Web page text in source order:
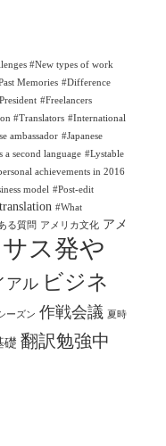
#New types of work
Memories #Difference
#Freelancers
#Translators #International
ambassador #Japanese
a second language #Lystable
achievements in 2016
model #Post-edit
#What
る質問 アメリカ文化 アメ
ス発や
アル ビジネ
ーズン 作戦会議 夏時
礎 翻訳勉強中